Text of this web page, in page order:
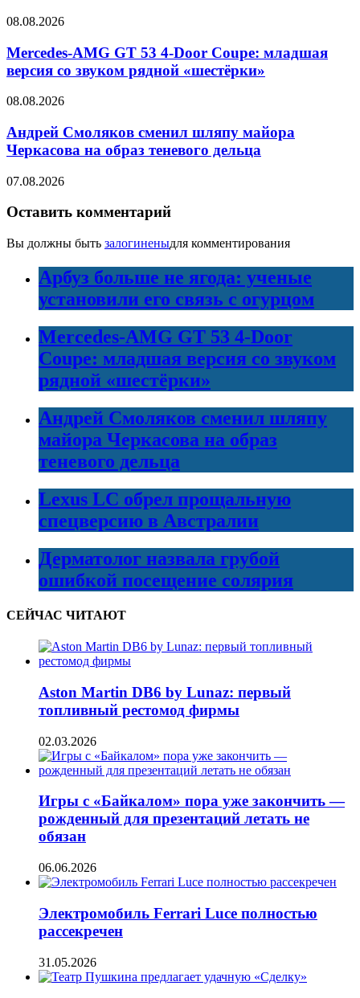
08.08.2026
Mercedes-AMG GT 53 4-Door Coupe: младшая
версия со звуком рядной «шестёрки»
08.08.2026
Андрей Смоляков сменил шляпу майора
Черкасова на образ теневого дельца
07.08.2026
Оставить комментарий
Вы должны быть залогиненыдля комментирования
Арбуз больше не ягода: ученые
установили его связь с огурцом
Mercedes-AMG GT 53 4-Door
Coupe: младшая версия со звуком
рядной «шестёрки»
Андрей Смоляков сменил шляпу
майора Черкасова на образ
теневого дельца
Lexus LC обрел прощальную
спецверсию в Австралии
Дерматолог назвала грубой
ошибкой посещение солярия
СЕЙЧАС ЧИТАЮТ
Aston Martin DB6 by Lunaz: первый
топливный рестомод фирмы
02.03.2026
Игры с «Байкалом» пора уже закончить —
рожденный для презентаций летать не
обязан
06.06.2026
Электромобиль Ferrari Luce полностью
рассекречен
31.05.2026